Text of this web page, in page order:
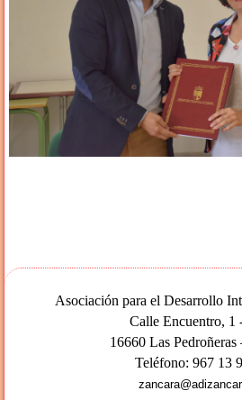
Asociación para el Desarrollo
Calle Encuentro, 1
16660 Las Pedroñeras
Teléfono: 967 13